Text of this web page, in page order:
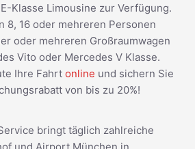
Klasse Limousine zur Verfügung.
8, 16 oder mehreren Personen
oder mehreren Großraumwagen
Vito oder Mercedes V Klasse.
Ihre Fahrt online und sichern Sie
von bis zu 20%!
bringt täglich zahlreiche